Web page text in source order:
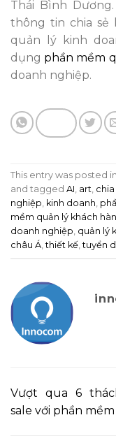
Thái Bình
thông tin chia sẻ
quản lý kinh
dụng phần mềm
doanh nghiệp.
This entry was posted in
and tagged AI, art,
nghiệp, kinh doanh,
mềm quản lý khách
doanh nghiệp, quản lý
châu Á,thiết kế,tuyển
Vượt qua 6
sale với phần mềm